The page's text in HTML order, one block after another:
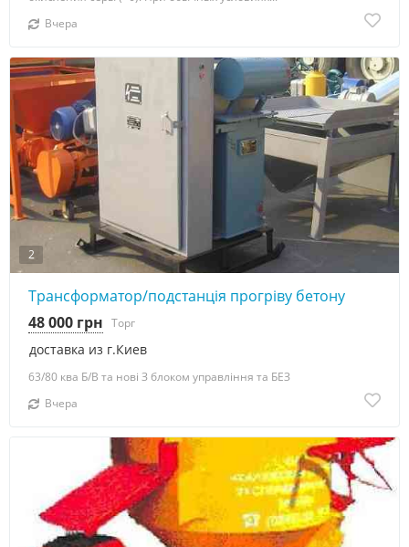
Вчера
2
Трансформатор/подстанція прогріву бетону
доставка из г.Киев
48 000 грн Торг
63/80 ква Б/В та нові З блоком управління та БЕЗ
Вчера